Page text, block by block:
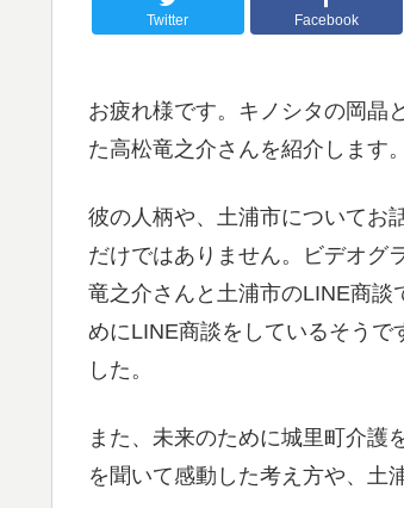
Twitter Facebook
お疲れ様です。キノシタの岡晶
た高松竜之介さんを紹介します。
彼の人柄や、土浦市についてお
だけではありません。ビデオグ
竜之介さんと土浦市のLINE商談
めにLINE商談をしているそうで
した。
また、未来のために城里町介護
を聞いて感動した考え方や、土